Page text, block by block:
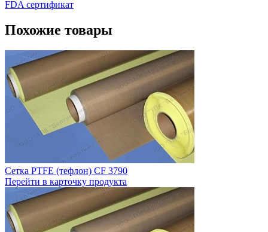
FDA сертификат
Похожие товары
Сетка PTFE (тефлон) CF 3790
Перейти в карточку продукта